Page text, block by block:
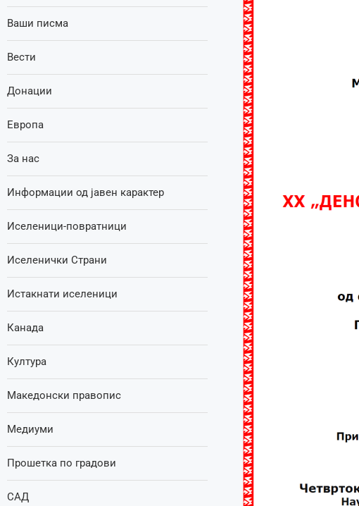
Ваши писма
Вести
Донации
Европа
За нас
Информации од јавен карактер
Иселеници-повратници
Иселенички Страни
Истакнати иселеници
Канада
Култура
Македонски правопис
Медиуми
Прошетка по градови
САД